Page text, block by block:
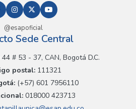
@esapoficial
Sede Central
# 53 - 37, CAN, Bogotá D.C.
postal: 111321
(+57) 601 7956110
018000 423713